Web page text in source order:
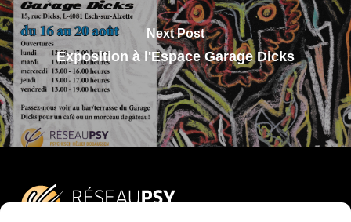
Next Post
Exposition à l'Espace Garage Dicks